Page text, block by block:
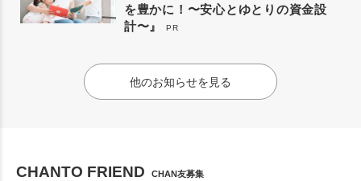
を豊かに！〜安心とゆとりの資金設
計〜』
PR
他のお知らせを見る
CHANTO FRIEND CHAN友募集